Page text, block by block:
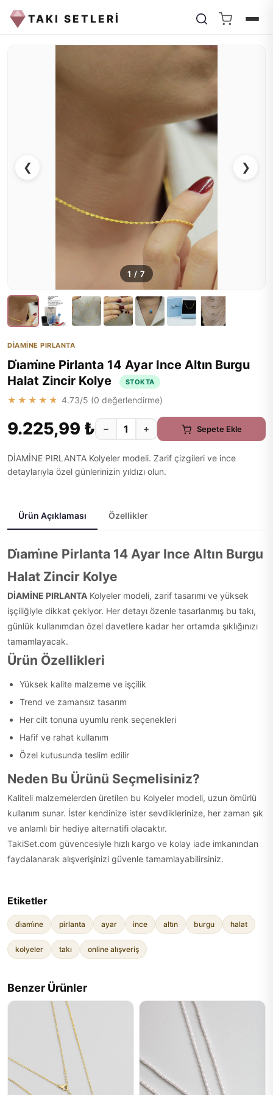
TAKI SETLERİ
❮ ❯
1 / 7
DİAMİNE PIRLANTA
Di̇ami̇ne Pirlanta 14 Ayar Ince Altın Burgu
Halat Zincir Kolye
STOKTA
★★★★★ 4.73/5 (0 değerlendirme)
9.225,99 ₺ − + Sepete Ekle
DİAMİNE PIRLANTA Kolyeler modeli. Zarif çizgileri ve ince
detaylarıyla özel günlerinizin yıldızı olun.
Ürün Açıklaması Özellikler
Di̇ami̇ne Pirlanta 14 Ayar Ince Altın Burgu
Halat Zincir Kolye
DİAMİNE PIRLANTA Kolyeler modeli, zarif tasarımı ve yüksek
işçiliğiyle dikkat çekiyor. Her detayı özenle tasarlanmış bu takı,
günlük kullanımdan özel davetlere kadar her ortamda şıklığınızı
tamamlayacak.
Ürün Özellikleri
Yüksek kalite malzeme ve işçilik
Trend ve zamansız tasarım
Her cilt tonuna uyumlu renk seçenekleri
Hafif ve rahat kullanım
Özel kutusunda teslim edilir
Neden Bu Ürünü Seçmelisiniz?
Kaliteli malzemelerden üretilen bu Kolyeler modeli, uzun ömürlü
kullanım sunar. İster kendinize ister sevdiklerinize, her zaman şık
ve anlamlı bir hediye alternatifi olacaktır.
TakiSet.com güvencesiyle hızlı kargo ve kolay iade imkanından
faydalanarak alışverişinizi güvenle tamamlayabilirsiniz.
Etiketler
di̇ami̇ne pirlanta ayar ince altın burgu halat
kolyeler takı online alışveriş
Benzer Ürünler